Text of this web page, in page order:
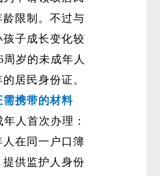
限制。不过与
子成长变化较
周岁的未成年人
居民身份证。
需携带的材料
人首次办理：
在同一户口簿
供监护人身份